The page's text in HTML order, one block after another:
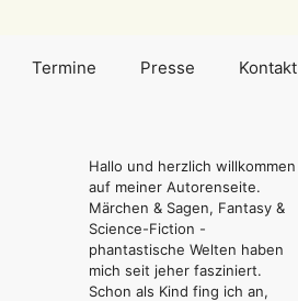
Termine Presse Kontakt
Hallo und herzlich willkommen
auf meiner Autorenseite.
Märchen & Sagen, Fantasy &
Science-Fiction -
phantastische Welten haben
mich seit jeher fasziniert.
Schon als Kind fing ich an,